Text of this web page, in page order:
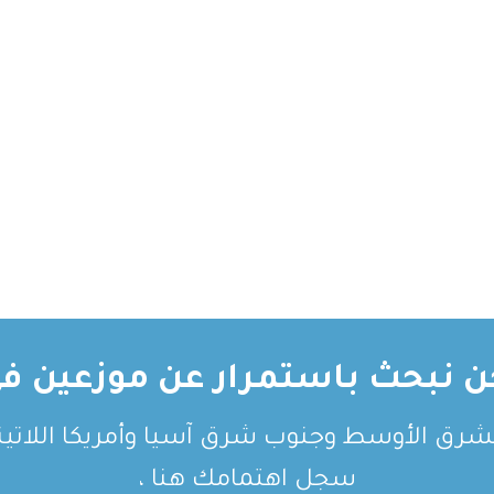
نبحث باستمرار عن موزعين
الأوسط وجنوب شرق آسيا وأمريكا
سجل اهتمامك هنا ،